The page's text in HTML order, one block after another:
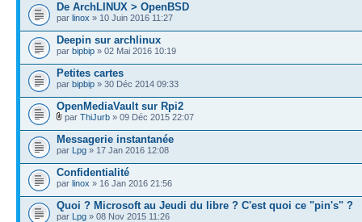
De ArchLINUX > OpenBSD
par linox » 10 Juin 2016 11:27
Deepin sur archlinux
par bipbip » 02 Mai 2016 10:19
Petites cartes
par bipbip » 30 Déc 2014 09:33
OpenMediaVault sur Rpi2
par ThiJurb » 09 Déc 2015 22:07
Messagerie instantanée
par Lpg » 17 Jan 2016 12:08
Confidentialité
par linox » 16 Jan 2016 21:56
Quoi ? Microsoft au Jeudi du libre ? C'est quoi ce "pin's" ?
par Lpg » 08 Nov 2015 11:26